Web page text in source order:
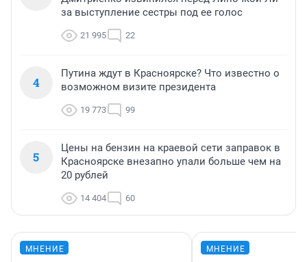
за выступление сестры под ее голос
21 995 22
4
Путина ждут в Красноярске? Что известно о
возможном визите президента
19 773 99
5
Цены на бензин на краевой сети заправок в
Красноярске внезапно упали больше чем на
20 рублей
14 404 60
МНЕНИЕ МНЕНИЕ